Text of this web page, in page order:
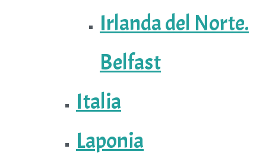
Irlanda del Norte.
Belfast
Italia
Laponia